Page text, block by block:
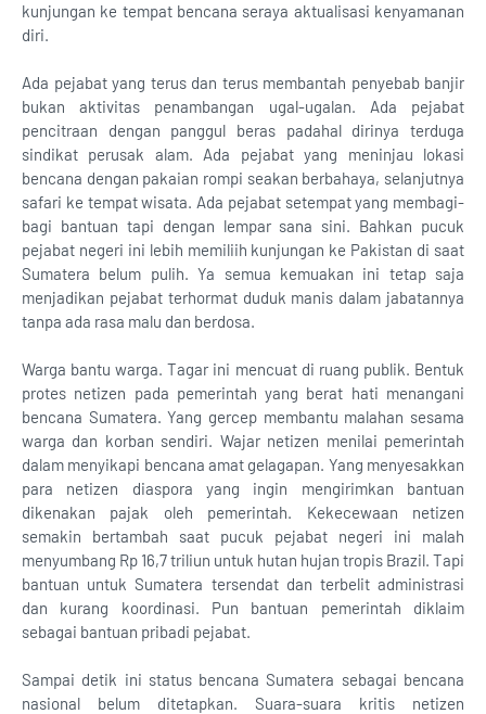
kunjungan ke tempat bencana seraya aktualisasi kenyamanan
diri.
Ada pejabat yang terus dan terus membantah penyebab banjir
bukan aktivitas penambangan ugal-ugalan. Ada pejabat
pencitraan dengan panggul beras padahal dirinya terduga
sindikat perusak alam. Ada pejabat yang meninjau lokasi
bencana dengan pakaian rompi seakan berbahaya, selanjutnya
safari ke tempat wisata. Ada pejabat setempat yang membagi-
bagi bantuan tapi dengan lempar sana sini. Bahkan pucuk
pejabat negeri ini lebih memiliih kunjungan ke Pakistan di saat
Sumatera belum pulih. Ya semua kemuakan ini tetap saja
menjadikan pejabat terhormat duduk manis dalam jabatannya
tanpa ada rasa malu dan berdosa.
Warga bantu warga. Tagar ini mencuat di ruang publik. Bentuk
protes netizen pada pemerintah yang berat hati menangani
bencana Sumatera. Yang gercep membantu malahan sesama
warga dan korban sendiri. Wajar netizen menilai pemerintah
dalam menyikapi bencana amat gelagapan. Yang menyesakkan
para netizen diaspora yang ingin mengirimkan bantuan
dikenakan pajak oleh pemerintah. Kekecewaan netizen
semakin bertambah saat pucuk pejabat negeri ini malah
menyumbang Rp 16,7 triliun untuk hutan hujan tropis Brazil. Tapi
bantuan untuk Sumatera tersendat dan terbelit administrasi
dan kurang koordinasi. Pun bantuan pemerintah diklaim
sebagai bantuan pribadi pejabat.
Sampai detik ini status bencana Sumatera sebagai bencana
nasional belum ditetapkan. Suara-suara kritis netizen